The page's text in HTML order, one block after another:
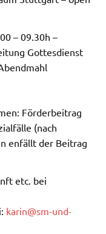
– 09.30h –
Gottesdienst
Förderbeitrag
(nach
enfällt der Beitrag
etc. bei
karin@sm-und-